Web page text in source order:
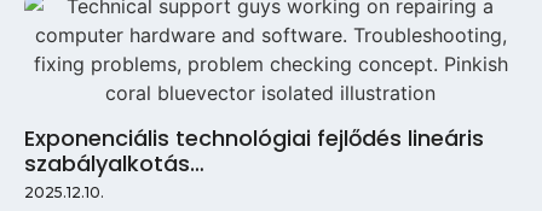
Exponenciális technológiai fejlődés lineáris
szabályalkotás…
2025.12.10.